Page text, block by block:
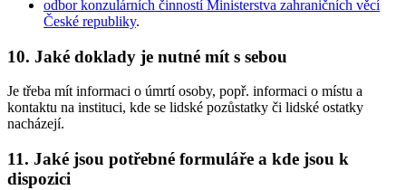
odbor konzulárních činností Ministerstva zahraničních věcí
České republiky.
10. Jaké doklady je nutné mít s sebou
Je třeba mít informaci o úmrtí osoby, popř. informaci o místu a
kontaktu na instituci, kde se lidské pozůstatky či lidské ostatky
nacházejí.
11. Jaké jsou potřebné formuláře a kde jsou k
dispozici